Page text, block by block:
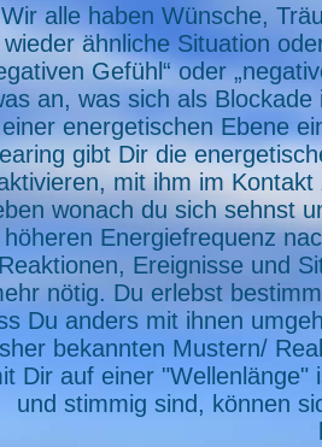
Wir alle haben Wünsche,
wieder ähnliche Situation
Gefühl“ oder
an, was sich als
einer energetischen Ebene
gibt Dir die
mit ihm im
wonach du sich sehnst
höheren Energiefrequenz
Reaktionen, Ereignisse und
nötig. Du erlebst
Du anders mit ihnen
bekannten Mustern/
Dir auf einer
und stimmig sind, können